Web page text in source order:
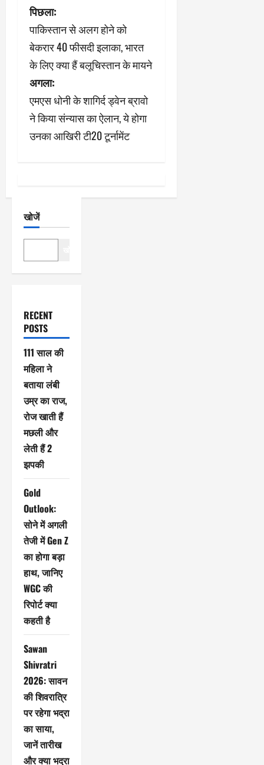
पो
स्ट
ने
वि
गे
श
पिछला:
पाकिस्तान से अलग होने को
बेकरार 40 फीसदी इलाका, भारत
के लिए क्या हैं बलूचिस्तान के मायने
अगला:
एमएस धोनी के शागिर्द ड्वेन ब्रावो
ने किया संन्यास का ऐलान, ये होगा
उनका आखिरी टी20 टूर्नामेंट
खोजें
RECENT
POSTS
111 साल की
महिला ने
बताया लंबी
उम्र का राज,
रोज खाती हैं
मछली और
लेती हैं 2
झपकी
Gold
Outlook:
सोने में अगली
तेजी में Gen Z
का होगा बड़ा
हाथ, जानिए
WGC की
रिपोर्ट क्या
कहती है
Sawan
Shivratri
2026: सावन
की शिवरात्रि
पर रहेगा भद्रा
का साया,
जानें तारीख
और क्या भद्रा